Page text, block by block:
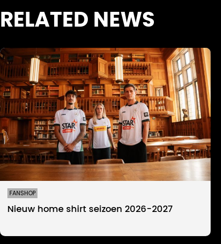
RELATED NEWS
FANSHOP
Nieuw home shirt seizoen 2026-2027